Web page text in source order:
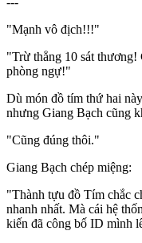
"Mạnh vô địch!!!"
"Trừ thẳng 10 sát thương!
phòng ngự!"
Dù món đồ tím thứ hai
nhưng Giang Bạch cũng
"Cũng đúng thôi."
Giang Bạch chép miệng:
"Thành tựu đồ Tím chắc
nhanh nhất. Mà cái hệ
kiến đã công bố ID mình